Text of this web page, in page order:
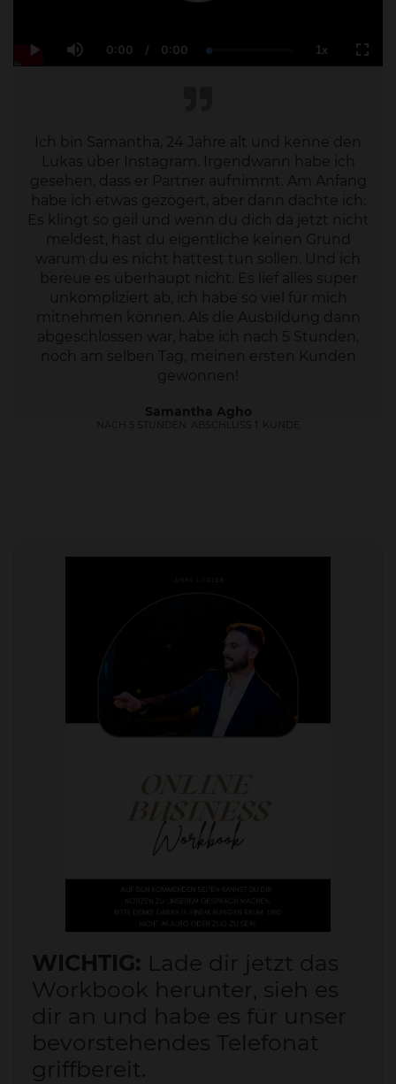
Play Mute
Current
Time
0:00 / Duration
0:00 Loaded
0.00%
1xPlayback
Rate
Ich bin Samantha, 24 Jahre alt und kenne den
Lukas über Instagram. Irgendwann habe ich
gesehen, dass er Partner aufnimmt. Am Anfang
habe ich etwas gezögert, aber dann dachte ich:
Es klingt so geil und wenn du dich da jetzt nicht
meldest, hast du eigentliche keinen Grund
warum du es nicht hättest tun sollen. Und ich
bereue es überhaupt nicht. Es lief alles super
unkompliziert ab, ich habe so viel für mich
mitnehmen können. Als die Ausbildung dann
abgeschlossen war, habe ich nach 5 Stunden,
noch am selben Tag, meinen ersten Kunden
gewonnen!
Samantha Agho
NACH 5 STUNDEN: ABSCHLUSS 1. KUNDE
WICHTIG: Lade dir jetzt das
Workbook herunter, sieh es
dir an und habe es für unser
bevorstehendes Telefonat
griffbereit.